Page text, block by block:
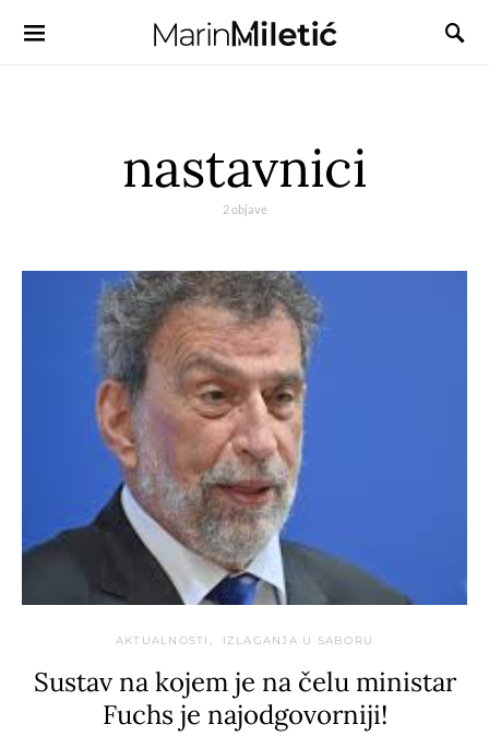
nastavnici
2 objave
AKTUALNOSTI IZLAGANJA U SABORU
Sustav na kojem je na čelu ministar
Fuchs je najodgovorniji!